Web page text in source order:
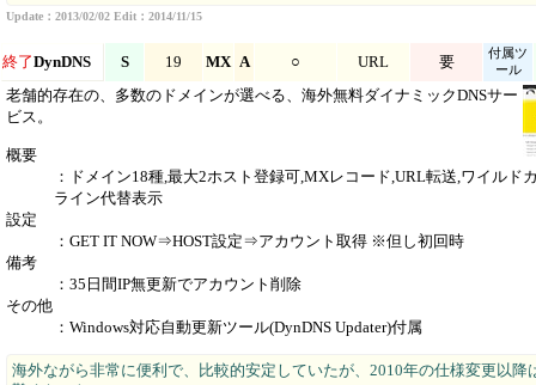
Update：2013/02/02 Edit：2014/11/15
終了DynDNS S 19 MX A ○ URL 要
付属ツ
ール
老舗的存在の、多数のドメインが選べる、海外無料ダイナミックDNSサー
ビス。
概要
：ドメイン18種,最大2ホスト登録可,MXレコード,URL転送,ワイルド
ライン代替表示
設定
：GET IT NOW⇒HOST設定⇒アカウント取得 ※但し初回時
備考
：35日間IP無更新でアカウント削除
その他
：Windows対応自動更新ツール(DynDNS Updater)付属
海外ながら非常に便利で、比較的安定していたが、2010年の仕様変更以降